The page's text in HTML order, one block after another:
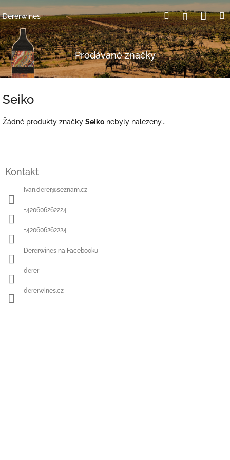
na
obsah
Dererwines HledatPřihlášení
Prodávané značky
Seiko
Žádné produkty značky Seiko nebyly nalezeny...
Kontakt
ivan.derer@seznam.cz
+420606262224
+420606262224
Dererwines na Facebooku
derer
dererwines.cz